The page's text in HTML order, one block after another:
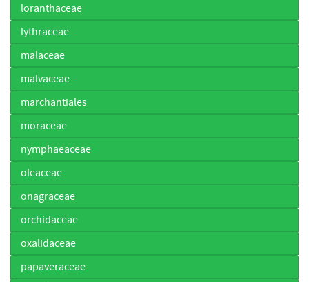
loranthaceae
lythraceae
malaceae
malvaceae
marchantiales
moraceae
nymphaeaceae
oleaceae
onagraceae
orchidaceae
oxalidaceae
papaveraceae